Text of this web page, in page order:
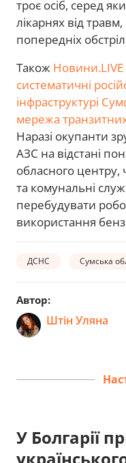
троє осіб, серед
лікарнях від
попередніх
Також Новини.LIVE
систематичні
інфраструктурі
мережа
Наразі окупанти
АЗС на відстані
обласного центру,
та комунальні
перебудувати
використання
ДСНС Сумська
Автор:
Штін Уляна
У Болгарії